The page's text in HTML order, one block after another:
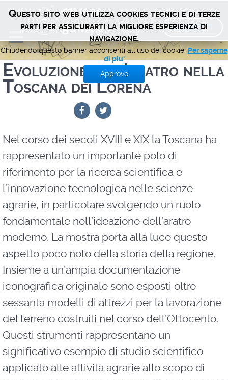
BIGLIETTI
Evoluzione dell'aratro nella
Toscana dei Lorena
Nel corso dei secoli XVIII e XIX la Toscana ha
rappresentato un importante polo di
riferimento per la ricerca scientifica e
l’innovazione tecnologica nelle scienze
agrarie, in particolare svolgendo un ruolo
fondamentale nell’ideazione dell’aratro
moderno. La mostra porta alla luce questo
aspetto poco noto della storia della regione.
Insieme a un’ampia documentazione
iconografica originale sono esposti oltre
sessanta modelli di attrezzi per la lavorazione
del terreno costruiti nel corso dell’Ottocento.
Questi strumenti rappresentano un
significativo esempio di studio scientifico
applicato alle attività agrarie allo scopo di
Questo sito web utilizza cookies tecnici e di terze
parti per assicurarti la migliore esperienza di
navigazione.
Chiudendo questo banner acconsenti all'uso dei cookie.Per saperne
di piu'
Approvo